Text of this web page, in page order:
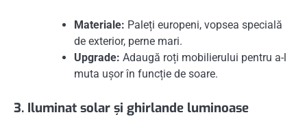
Materiale: Paleți europeni, vopsea specială
de exterior, perne mari.
Upgrade: Adaugă roți mobilierului pentru a-l
muta ușor în funcție de soare.
3. Iluminat solar și ghirlande luminoase